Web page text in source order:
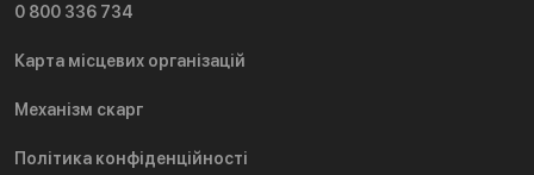
0 800 336 734
Карта місцевих організацій
Механізм скарг
Політика конфіденційності